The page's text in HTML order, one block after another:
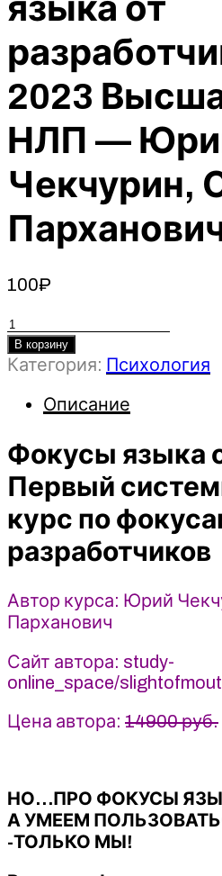
языка от
2023
НЛП —
Чекчурин,
100₽
Количество
товара
Фокусы
до
Я.
Первый
системный
online-
курс
фокусам
языка
разработчиков
-
Высшая
-
Юрий
Чекчурин,
Ольга
В корзину
Категория: Психология
Описание
Фокусы языка
Первый
курс по
разработчиков
Автор курса: Юрий
Парханович
Сайт автора: study-
online_space/
Цена автора: 14900 руб.
НО…ПРО ФОКУСЫ
А УМЕЕМ
-ТОЛЬКО МЫ!